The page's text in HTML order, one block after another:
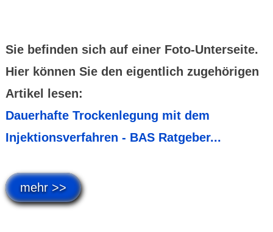
Sie befinden sich auf einer Foto-Unterseite.
Hier können Sie den eigentlich zugehörigen
Artikel lesen:
Dauerhafte Trockenlegung mit dem
Injektionsverfahren - BAS Ratgeber...
mehr >>